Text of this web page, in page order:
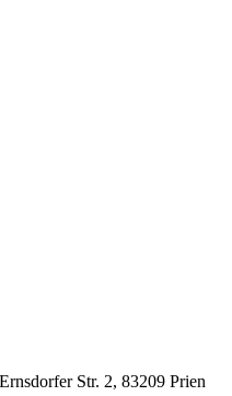
Ernsdorfer Str. 2, 83209 Prien